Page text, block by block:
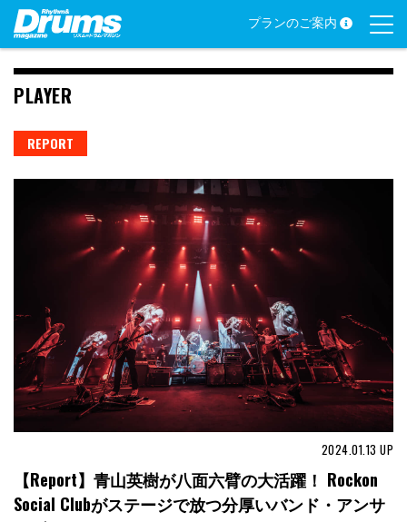
Skip
content
プランのご案内
PLAYER
REPORT
2024.01.13 UP
【Report】青山英樹が八面六臂の大活躍！ Rockon
Social Clubがステージで放つ分厚いバンド・アンサ